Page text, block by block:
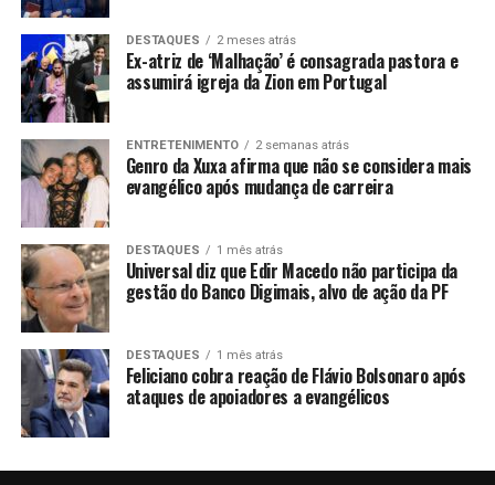
DESTAQUES 2 meses atrás
Ex-atriz de ‘Malhação’ é consagrada pastora e
assumirá igreja da Zion em Portugal
ENTRETENIMENTO 2 semanas atrás
Genro da Xuxa afirma que não se considera mais
evangélico após mudança de carreira
DESTAQUES 1 mês atrás
Universal diz que Edir Macedo não participa da
gestão do Banco Digimais, alvo de ação da PF
DESTAQUES 1 mês atrás
Feliciano cobra reação de Flávio Bolsonaro após
ataques de apoiadores a evangélicos